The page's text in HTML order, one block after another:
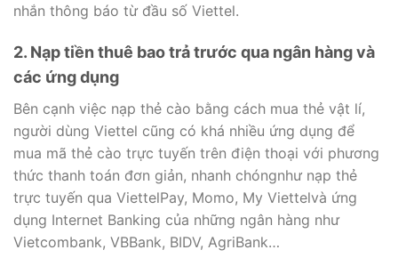
nhắn thông báo từ đầu số Viettel.
2. Nạp tiền thuê bao trả trước qua ngân hàng và
các ứng dụng
Bên cạnh việc nạp thẻ cào bằng cách mua thẻ vật lí,
người dùng Viettel cũng có khá nhiều ứng dụng để
mua mã thẻ cào trực tuyến trên điện thoại với phương
thức thanh toán đơn giản, nhanh chóngnhư nạp thẻ
trực tuyến qua ViettelPay, Momo, My Viettelvà ứng
dụng Internet Banking của những ngân hàng như
Vietcombank, VBBank, BIDV, AgriBank…